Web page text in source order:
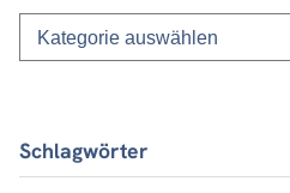
Kategorien
Schlagwörter